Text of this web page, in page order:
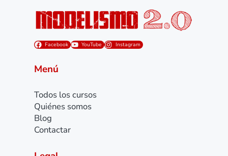
Facebook YouTube Instagram
Menú
Todos los cursos
Quiénes somos
Blog
Contactar